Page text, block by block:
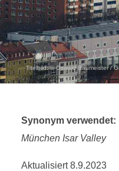
Titelbild:© Oswald Baumeister /
Synonym verwendet:
München Isar Valley
Aktualisiert 8.9.2023